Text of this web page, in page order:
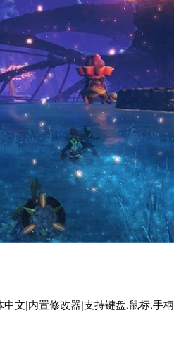
文|内置修改器|支持键盘.鼠标.手柄